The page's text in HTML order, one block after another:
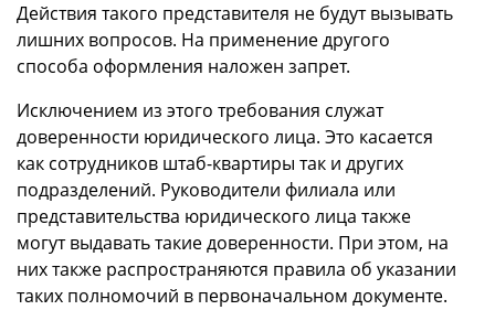
Действия такого представителя не будут вызывать
лишних вопросов. На применение другого
способа оформления наложен запрет.
Исключением из этого требования служат
доверенности юридического лица. Это касается
как сотрудников штаб-квартиры так и других
подразделений. Руководители филиала или
представительства юридического лица также
могут выдавать такие доверенности. При этом, на
них также распространяются правила об указании
таких полномочий в первоначальном документе.